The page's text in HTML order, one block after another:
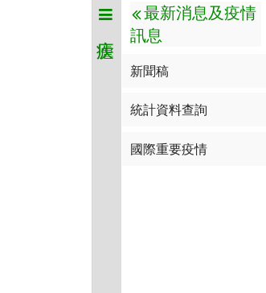
最新消息及疫情
訊息
新聞稿
統計資料查詢
國際重要疫情